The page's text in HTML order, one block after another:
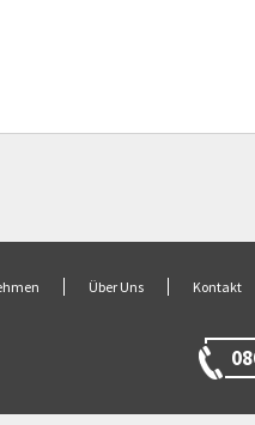
Über Uns Kontakt